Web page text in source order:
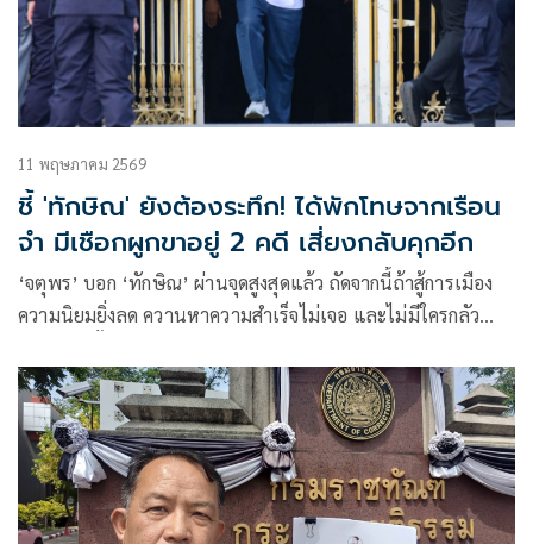
11 พฤษภาคม 2569
ชี้ 'ทักษิณ' ยังต้องระทึก! ได้พักโทษจากเรือน
จำ มีเชือกผูกขาอยู่ 2 คดี เสี่ยงกลับคุกอีก
‘จตุพร’ บอก ‘ทักษิณ’ ผ่านจุดสูงสุดแล้ว ถัดจากนี้ถ้าสู้การเมือง
ความนิยมยิ่งลด ควานหาความสำเร็จไม่เจอ และไม่มีใครกลัว
ขำนักพูดช่างกล้าย้อนด่าเผด็จการเพื่อยกยอ ลั่นเมื่อตระบัดสัตย์
ข้ามขั้วจับมือ รปห. แต่งเรื่องใหม่วันนี้จึงผิดที่ ผิดเวลา ไม่ใช่
วีรบุรุษ